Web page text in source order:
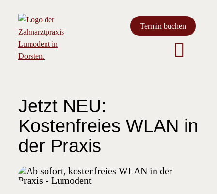
Termin buchen
Kontakt
Jetzt NEU:
Kostenfreies WLAN in
der Praxis